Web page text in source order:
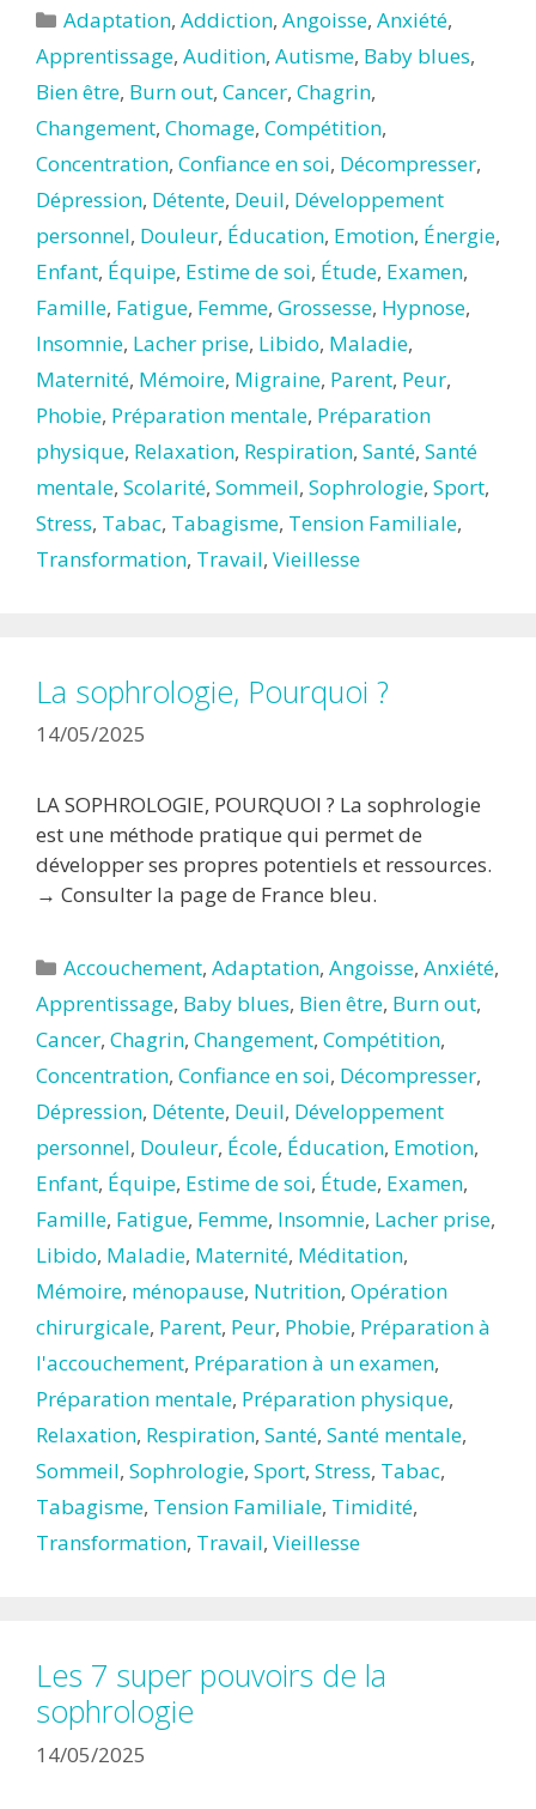
Catégories
Adaptation,Addiction,Angoisse,Anxiété,
Apprentissage, Audition, Autisme, Baby blues,
Bien être, Burn out, Cancer, Chagrin,
Changement, Chomage, Compétition,
Concentration, Confiance en soi, Décompresser,
Dépression, Détente, Deuil, Développement
personnel, Douleur, Éducation, Emotion, Énergie,
Enfant, Équipe, Estime de soi, Étude, Examen,
Famille, Fatigue, Femme, Grossesse, Hypnose,
Insomnie, Lacher prise, Libido, Maladie,
Maternité, Mémoire, Migraine, Parent, Peur,
Phobie, Préparation mentale, Préparation
physique, Relaxation, Respiration, Santé, Santé
mentale, Scolarité, Sommeil, Sophrologie, Sport,
Stress, Tabac, Tabagisme, Tension Familiale,
Transformation, Travail, Vieillesse
La sophrologie, Pourquoi ?
14/05/2025
LA SOPHROLOGIE, POURQUOI ? La sophrologie
est une méthode pratique qui permet de
développer ses propres potentiels et ressources.
→ Consulter la page de France bleu.
Catégories
Accouchement,Adaptation,Angoisse,Anxiété,
Apprentissage, Baby blues, Bien être, Burn out,
Cancer, Chagrin, Changement, Compétition,
Concentration, Confiance en soi, Décompresser,
Dépression, Détente, Deuil, Développement
personnel, Douleur, École, Éducation, Emotion,
Enfant, Équipe, Estime de soi, Étude, Examen,
Famille, Fatigue, Femme, Insomnie, Lacher prise,
Libido, Maladie, Maternité, Méditation,
Mémoire, ménopause, Nutrition, Opération
chirurgicale, Parent, Peur, Phobie, Préparation à
l'accouchement, Préparation à un examen,
Préparation mentale, Préparation physique,
Relaxation, Respiration, Santé, Santé mentale,
Sommeil, Sophrologie, Sport, Stress, Tabac,
Tabagisme, Tension Familiale, Timidité,
Transformation, Travail, Vieillesse
Les 7 super pouvoirs de la
sophrologie
14/05/2025